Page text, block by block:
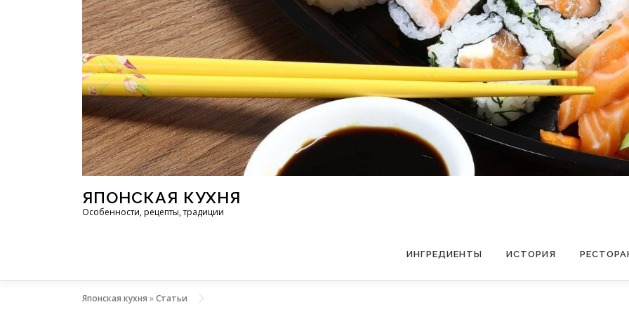
Перейти к содержимому
ЯПОНСКАЯ КУХНЯ
Особенности, рецепты, традиции
ИНГРЕДИЕНТЫ ИСТОРИЯ
Японская кухня »Статьи